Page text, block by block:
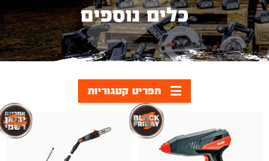
הכלים שלנו
תערוכות
שירות ואחריות
כלים נוספים
תפריט קטגוריות